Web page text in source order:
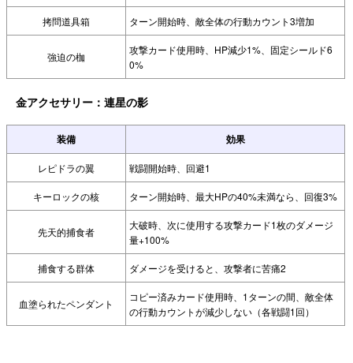
拷問道具箱 ターン開始時、敵全体の行動カウント3増加
強迫の枷
攻撃カード使用時、HP減少1%、固定シールド6
0%
金アクセサリー：連星の影
装備 効果
レピドラの翼 戦闘開始時、回避1
キーロックの核 ターン開始時、最大HPの40%未満なら、回復3%
先天的捕食者
大破時、次に使用する攻撃カード1枚のダメージ
量+100%
捕食する群体 ダメージを受けると、攻撃者に苦痛2
血塗られたペンダント
コピー済みカード使用時、1ターンの間、敵全体
の行動カウントが減少しない（各戦闘1回）